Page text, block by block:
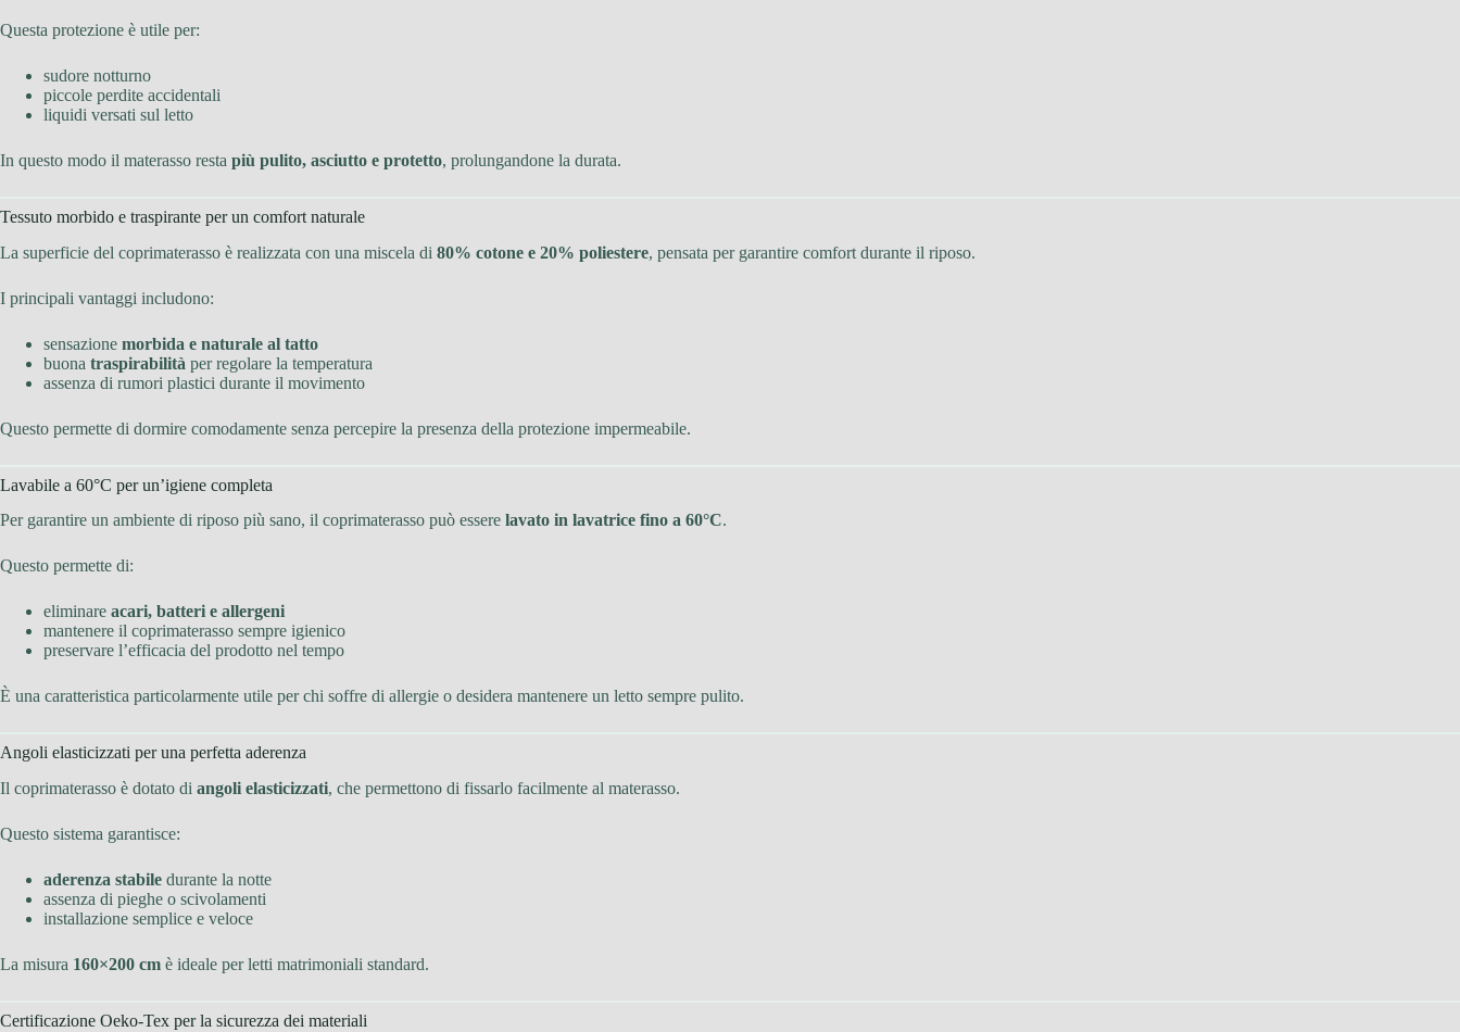
Questa protezione è utile per:
sudore notturno
piccole perdite accidentali
liquidi versati sul letto
In questo modo il materasso resta più pulito, asciutto e protetto, prolungandone la durata.
Tessuto morbido e traspirante per un comfort naturale
La superficie del coprimaterasso è realizzata con una miscela di 80% cotone e 20% poliestere, pensata per garantire comfort durante il riposo.
I principali vantaggi includono:
sensazione morbida e naturale al tatto
buona traspirabilità per regolare la temperatura
assenza di rumori plastici durante il movimento
Questo permette di dormire comodamente senza percepire la presenza della protezione impermeabile.
Lavabile a 60°C per un’igiene completa
Per garantire un ambiente di riposo più sano, il coprimaterasso può essere lavato in lavatrice fino a 60°C.
Questo permette di:
eliminare acari, batteri e allergeni
mantenere il coprimaterasso sempre igienico
preservare l’efficacia del prodotto nel tempo
È una caratteristica particolarmente utile per chi soffre di allergie o desidera mantenere un letto sempre pulito.
Angoli elasticizzati per una perfetta aderenza
Il coprimaterasso è dotato di angoli elasticizzati, che permettono di fissarlo facilmente al materasso.
Questo sistema garantisce:
aderenza stabile durante la notte
assenza di pieghe o scivolamenti
installazione semplice e veloce
La misura 160×200 cm è ideale per letti matrimoniali standard.
Certificazione Oeko-Tex per la sicurezza dei materiali